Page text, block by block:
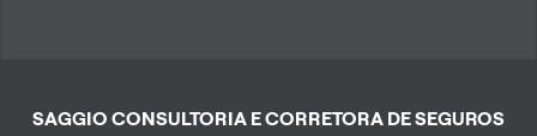
SAGGIO CONSULTORIA E CORRETORA DE SEGUROS